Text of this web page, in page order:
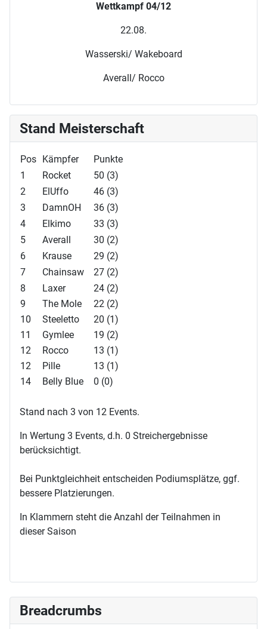
Wettkampf 04/12
22.08.
Wasserski/ Wakeboard
Averall/ Rocco
Stand Meisterschaft
Pos Kämpfer
Punkte
1
Rocket
50 (3)
2
ElUffo
46 (3)
3
DamnOH
36 (3)
4
Elkimo
33 (3)
5
Averall
30 (2)
6
Krause
29 (2)
7
Chainsaw
27 (2)
8
Laxer
24 (2)
9
The Mole
22 (2)
10
Steeletto
20 (1)
11
Gymlee
19 (2)
12
Rocco
13 (1)
12
Pille
13 (1)
14
Belly Blue 0 (0)
Stand nach 3 von 12 Events.
In Wertung 3 Events, d.h. 0 Streichergebnisse
berücksichtigt.
Bei Punktgleichheit entscheiden Podiumsplätze, ggf.
bessere Platzierungen.
In Klammern steht die Anzahl der Teilnahmen in
dieser Saison
Breadcrumbs